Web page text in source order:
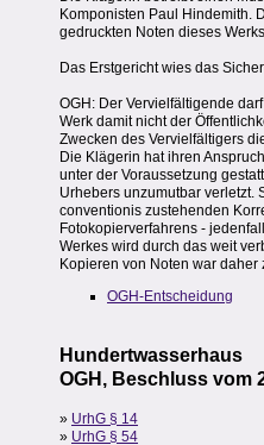
Komponisten Paul Hindemith.
gedruckten Noten dieses
Das Erstgericht wies das
OGH: Der Vervielfältigende
Werk damit nicht der
Zwecken des Vervielfältigers
Die Klägerin hat ihren
unter der Voraussetzung
Urhebers unzumutbar verletzt.
conventionis zustehenden
Fotokopierverfahrens -
Werkes wird durch das weit
Kopieren von Noten war daher
OGH-Entscheidung
Hundertwasserhaus
OGH, Beschluss vom
» UrhG § 14
» UrhG § 54